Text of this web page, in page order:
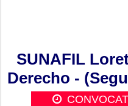
SUNAFIL
Derecho -